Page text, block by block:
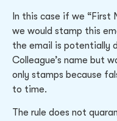
In this case if we “First
we would stamp this
the email is potentially
Colleague’s name but
only stamps because
to time.
The rule does not